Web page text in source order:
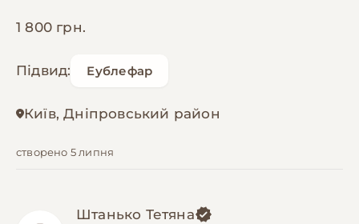
1 800 грн.
Підвид: Еублефар
Київ, Дніпровський район
створено 5 липня
Штанько Тетяна